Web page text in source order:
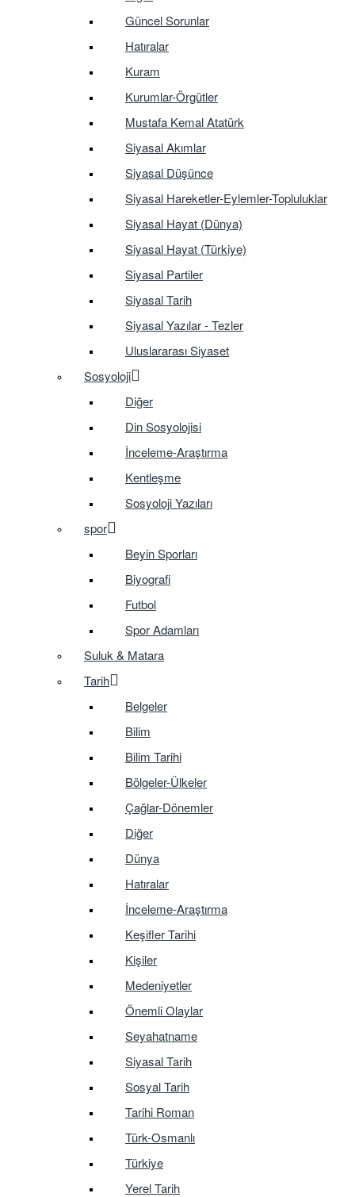
Güncel Sorunlar
Hatıralar
Kuram
Kurumlar-Örgütler
Mustafa Kemal Atatürk
Siyasal Akımlar
Siyasal Düşünce
Siyasal Hareketler-Eylemler-Topluluklar
Siyasal Hayat (Dünya)
Siyasal Hayat (Türkiye)
Siyasal Partiler
Siyasal Tarih
Siyasal Yazılar - Tezler
Uluslararası Siyaset
Sosyoloji
Diğer
Din Sosyolojisi
İnceleme-Araştırma
Kentleşme
Sosyoloji Yazıları
spor
Beyin Sporları
Biyografi
Futbol
Spor Adamları
Suluk & Matara
Tarih
Belgeler
Bilim
Bilim Tarihi
Bölgeler-Ülkeler
Çağlar-Dönemler
Diğer
Dünya
Hatıralar
İnceleme-Araştırma
Keşifler Tarihi
Kişiler
Medeniyetler
Önemli Olaylar
Seyahatname
Siyasal Tarih
Sosyal Tarih
Tarihi Roman
Türk-Osmanlı
Türkiye
Yerel Tarih